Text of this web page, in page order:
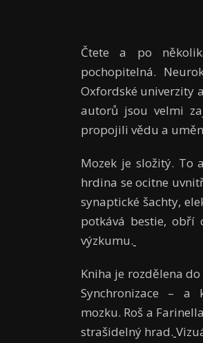
Čtete a po
pochopitelná.
Oxfordské univerzity
autorů jsou velmi
propojili vědu a
Mozek je složitý. To
hrdina se ocitne
synaptické šachty,
potkává bestie, obří
výzkumu.
Kniha je rozdělena
Synchronizace –
mozku. Roš a
strašidelný hrad.